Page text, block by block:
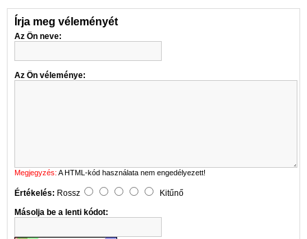
Írja meg véleményét
Az Ön neve:
Az Ön véleménye:
Megjegyzés: A HTML-kód használata nem engedélyezett!
Értékelés: Rossz
Kitűnő
Másolja be a lenti kódot: